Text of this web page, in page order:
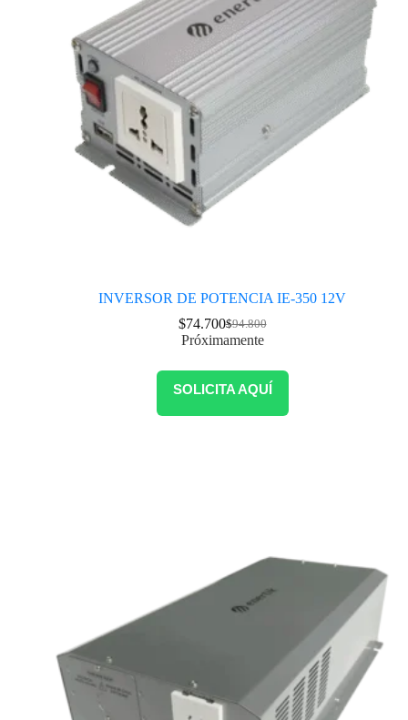
INVERSOR DE POTENCIA IE-350 12V
$94.800
$74.700
Próximamente
SOLICITA AQUÍ